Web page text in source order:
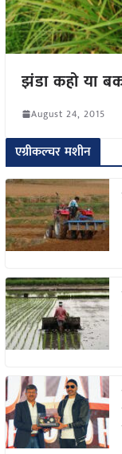
झंडा कहो या
August 24, 2015
एग्रीकल्चर मशीन